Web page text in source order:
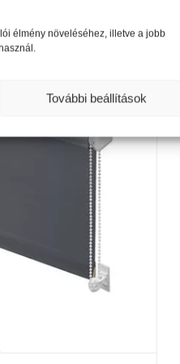
élmény növeléséhez, illetve a jobb
További beállítások